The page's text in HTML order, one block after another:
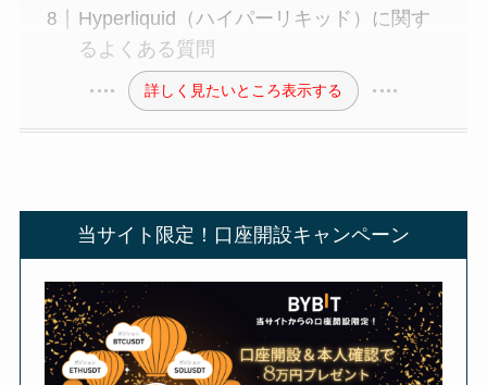
Hyperliquid（ハイパーリキッド）に関す
るよくある質問
詳しく見たいところ表示する
当サイト限定！口座開設キャンペーン